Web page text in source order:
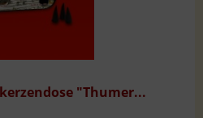
"Thumer...